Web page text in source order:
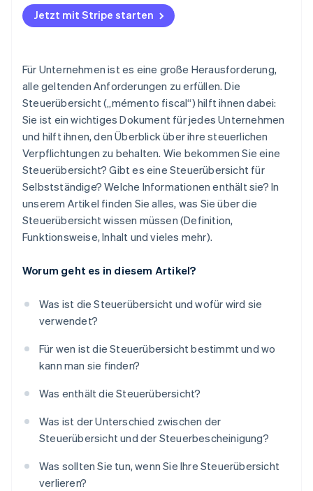
Jetzt mit Stripe starten
Für Unternehmen ist es eine große Herausforderung,
alle geltenden Anforderungen zu erfüllen. Die
Steuerübersicht („mémento fiscal“) hilft ihnen dabei:
Sie ist ein wichtiges Dokument für jedes Unternehmen
und hilft ihnen, den Überblick über ihre steuerlichen
Verpflichtungen zu behalten. Wie bekommen Sie eine
Steuerübersicht? Gibt es eine Steuerübersicht für
Selbstständige? Welche Informationen enthält sie? In
unserem Artikel finden Sie alles, was Sie über die
Steuerübersicht wissen müssen (Definition,
Funktionsweise, Inhalt und vieles mehr).
Worum geht es in diesem Artikel?
Was ist die Steuerübersicht und wofür wird sie
verwendet?
Für wen ist die Steuerübersicht bestimmt und wo
kann man sie finden?
Was enthält die Steuerübersicht?
Was ist der Unterschied zwischen der
Steuerübersicht und der Steuerbescheinigung?
Was sollten Sie tun, wenn Sie Ihre Steuerübersicht
verlieren?